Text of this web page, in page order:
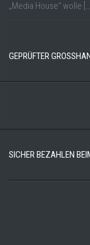
„Media House“ wolle […]
GEPRÜFTER
SICHER BEZAHLEN